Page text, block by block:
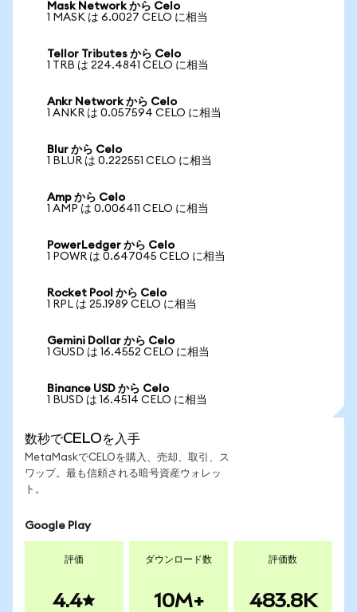
Mask Network から Celo
1 MASK は 6.0027 CELO に相当
Tellor Tributes から Celo
1 TRB は 224.4841 CELO に相当
Ankr Network から Celo
1 ANKR は 0.057594 CELO に相当
Blur から Celo
1 BLUR は 0.222551 CELO に相当
Amp から Celo
1 AMP は 0.006411 CELO に相当
PowerLedger から Celo
1 POWR は 0.647045 CELO に相当
Rocket Pool から Celo
1 RPL は 25.1989 CELO に相当
Gemini Dollar から Celo
1 GUSD は 16.4552 CELO に相当
Binance USD から Celo
1 BUSD は 16.4514 CELO に相当
数秒でCELOを入手
MetaMaskでCELOを購入、売却、取引、ス
ワップ。最も信頼される暗号資産ウォレッ
ト。
Google Play
評価
4.4
ダウンロード数
10M+
評価数
483.8K